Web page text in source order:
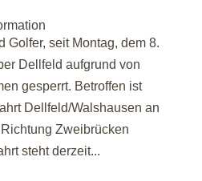
Golfer, seit Montag, dem 8.
Dellfeld aufgrund von
gesperrt. Betroffen ist
Dellfeld/Walshausen an
Zweibrücken
steht derzeit...